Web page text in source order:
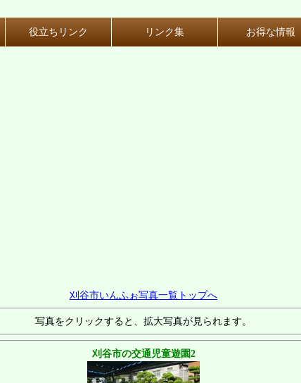
役立ちリンク リンク集 お得な情報
刈谷市いんふぉ写真一覧トップへ
写真をクリックすると、拡大写真が見られます。
刈谷市の交通児童遊園2